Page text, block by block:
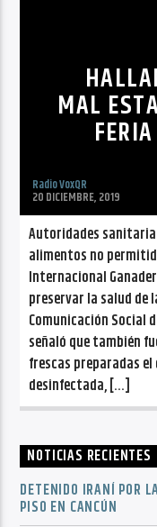
Radio VoxQR
MAL
Radio VoxQR
20 DICIEMBRE, 2019
Autoridades
alimentos no
Internacional
preservar la salud de
Comunicación Social
señaló que también
frescas preparadas
desinfectada, […]
NOTICIAS RECIENTES
DETENIDO IRANÍ POR
PISO EN CANCÚN